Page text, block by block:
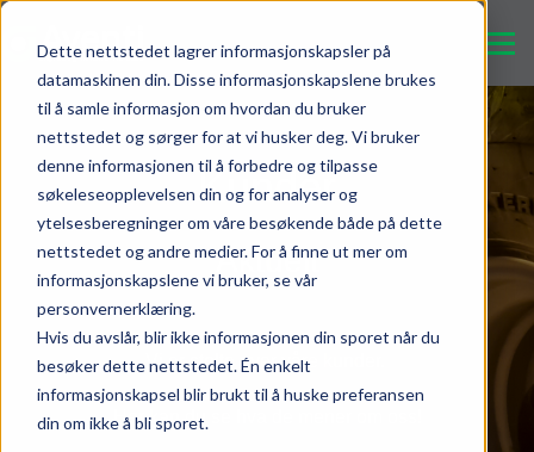
Dette nettstedet lagrer informasjonskapsler på
datamaskinen din. Disse informasjonskapslene brukes
til å samle informasjon om hvordan du bruker
nettstedet og sørger for at vi husker deg. Vi bruker
denne informasjonen til å forbedre og tilpasse
søkeleseopplevelsen din og for analyser og
ytelsesberegninger om våre besøkende både på dette
nettstedet og andre medier. For å finne ut mer om
informasjonskapslene vi bruker, se vår
personvernerklæring.
Hvis du avslår, blir ikke informasjonen din sporet når du
besøker dette nettstedet. Én enkelt
informasjonskapsel blir brukt til å huske preferansen
din om ikke å bli sporet.
Kunder
Aktuelt
Vi er stolte over våre kunder.
Her kan du se hva de mener om oss!